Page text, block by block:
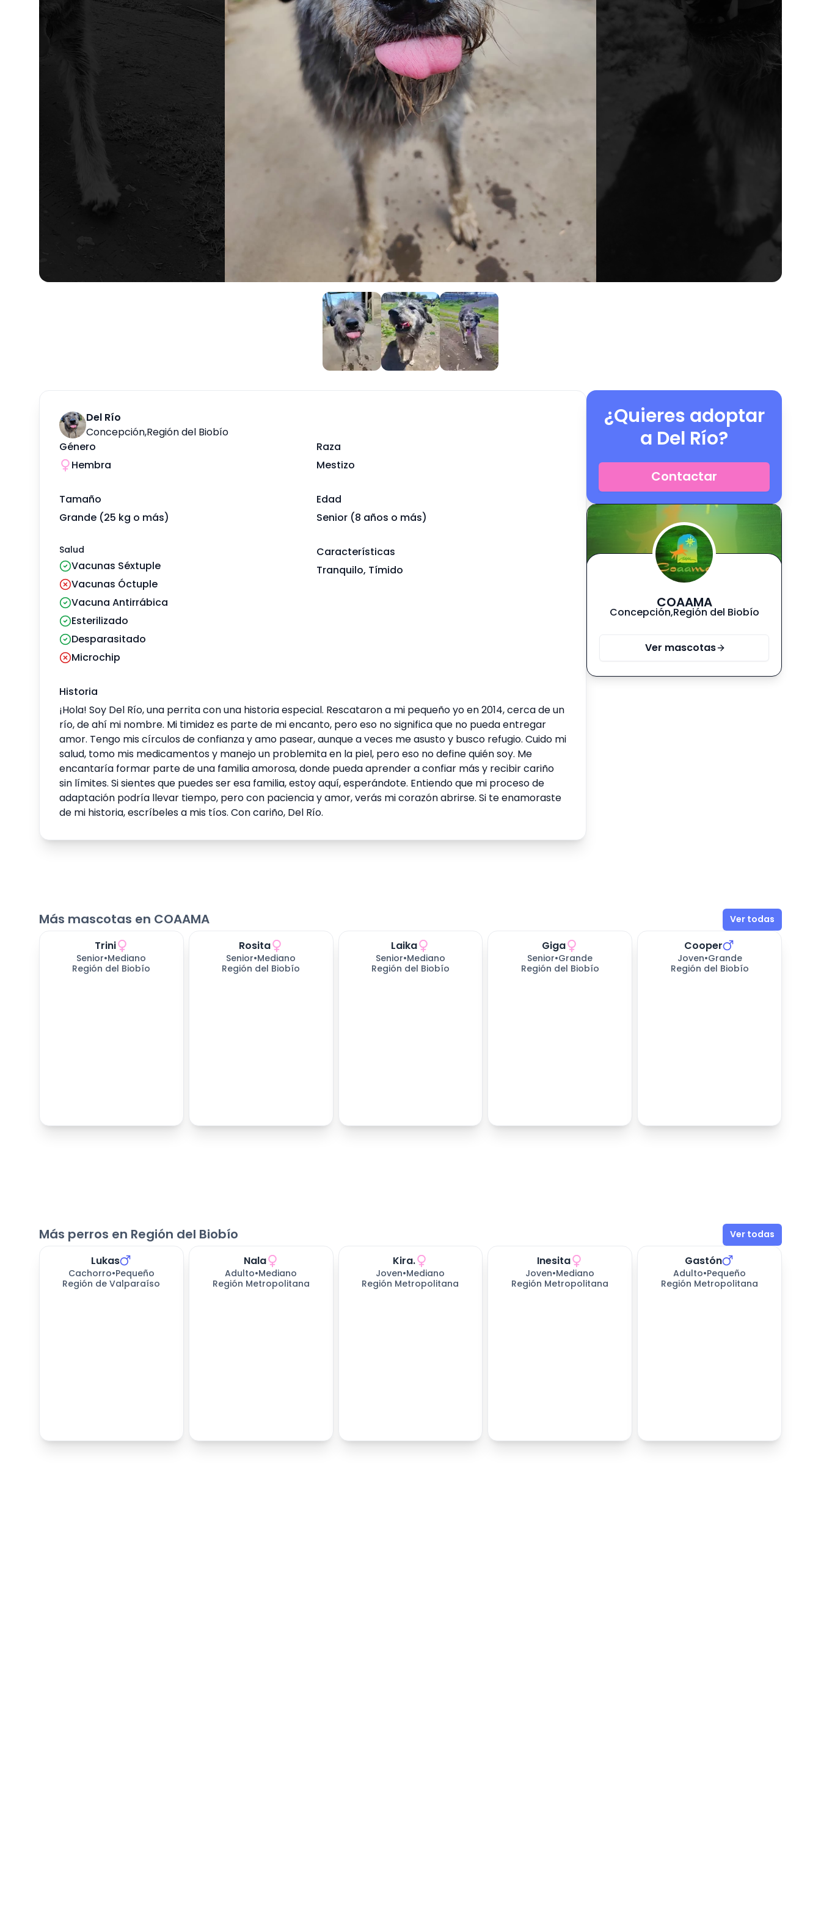
Del Río
Concepción,Región del Biobío
Género
Hembra
Raza
Mestizo
Tamaño
Grande (25 kg o más)
Edad
Senior (8 años o más)
Salud
Vacunas Séxtuple
Vacunas Óctuple
Vacuna Antirrábica
Esterilizado
Desparasitado
Microchip
Características
Tranquilo, Tímido
Historia
¡Hola! Soy Del Río, una perrita con una historia especial. Rescataron a mi pequeño yo en 2014, cerca de un
río, de ahí mi nombre. Mi timidez es parte de mi encanto, pero eso no significa que no pueda entregar
amor. Tengo mis círculos de confianza y amo pasear, aunque a veces me asusto y busco refugio. Cuido mi
salud, tomo mis medicamentos y manejo un problemita en la piel, pero eso no define quién soy. Me
encantaría formar parte de una familia amorosa, donde pueda aprender a confiar más y recibir cariño
sin límites. Si sientes que puedes ser esa familia, estoy aquí, esperándote. Entiendo que mi proceso de
adaptación podría llevar tiempo, pero con paciencia y amor, verás mi corazón abrirse. Si te enamoraste
de mi historia, escríbeles a mis tíos. Con cariño, Del Río.
¿Quieres adoptar
a Del Río?
Contactar
COAAMA
Concepción,Región del Biobío
Ver mascotas
Más mascotas en COAAMA Ver todas
días esperando
Trini
Senior•Mediano
Región del Biobío
días esperando
Rosita
Senior•Mediano
Región del Biobío
días esperando
Laika
Senior•Mediano
Región del Biobío
días esperando
Giga
Senior•Grande
Región del Biobío
días esperando
Cooper
Joven•Grande
Región del Biobío
Más perros en Región del Biobío Ver todas
Lukas
Cachorro•Pequeño
Región de Valparaíso
Nala
Adulto•Mediano
Región Metropolitana
Kira.
Joven•Mediano
Región Metropolitana
Inesita
Joven•Mediano
Región Metropolitana
Gastón
Adulto•Pequeño
Región Metropolitana